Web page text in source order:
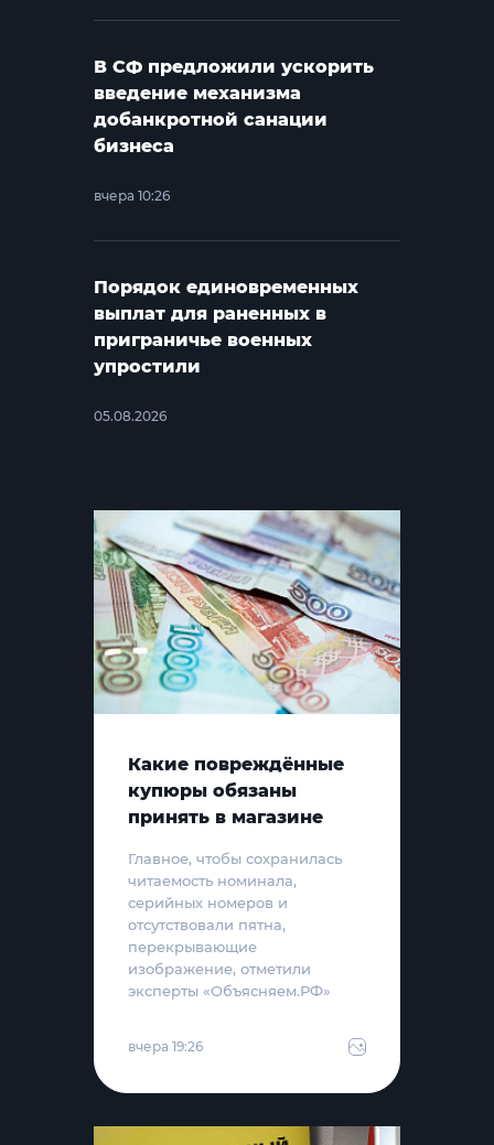
В СФ предложили ускорить
введение механизма
добанкротной санации
бизнеса
вчера 10:26
Порядок единовременных
выплат для раненных в
приграничье военных
упростили
05.08.2026
Какие повреждённые
купюры обязаны
принять в магазине
Главное, чтобы сохранилась
читаемость номинала,
серийных номеров и
отсутствовали пятна,
перекрывающие
изображение, отметили
эксперты «Объясняем.РФ»
вчера 19:26